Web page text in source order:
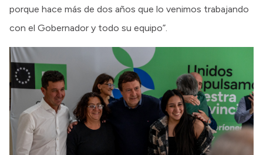
porque hace más de dos años que lo venimos trabajando
con el Gobernador y todo su equipo”.